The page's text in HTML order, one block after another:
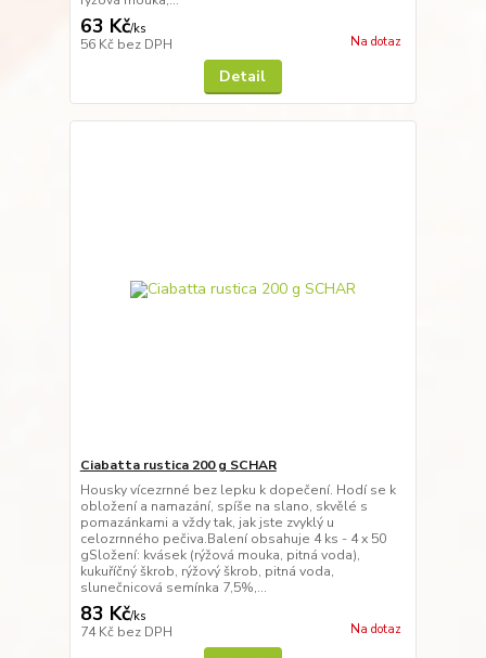
63 Kč/ks
56 Kč bez DPH Na dotaz
Detail
Ciabatta rustica 200 g SCHAR
Housky vícezrnné bez lepku k dopečení. Hodí se k
obložení a namazání, spíše na slano, skvělé s
pomazánkami a vždy tak, jak jste zvyklý u
celozrnného pečiva.Balení obsahuje 4 ks - 4 x 50
gSložení: kvásek (rýžová mouka, pitná voda),
kukuříčný škrob, rýžový škrob, pitná voda,
slunečnicová semínka 7,5%,...
83 Kč/ks
74 Kč bez DPH Na dotaz